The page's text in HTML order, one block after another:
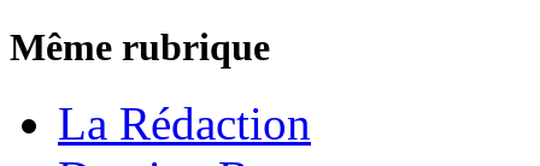
Même rubrique
La Rédaction